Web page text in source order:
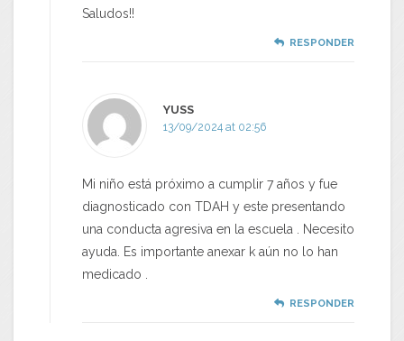
Saludos!!
RESPONDER
YUSS
13/09/2024 at 02:56
Mi niño está próximo a cumplir 7 años y fue
diagnosticado con TDAH y este presentando
una conducta agresiva en la escuela . Necesito
ayuda. Es importante anexar k aún no lo han
medicado .
RESPONDER